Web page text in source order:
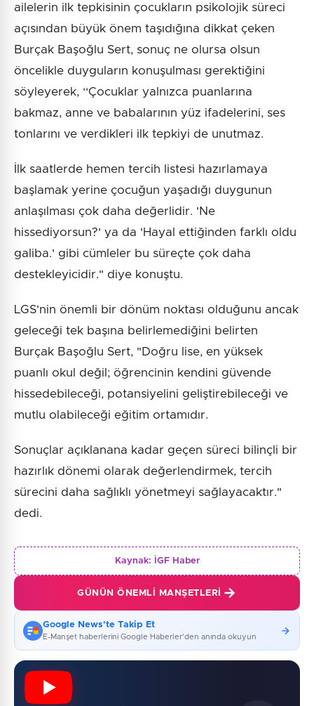
ailelerin ilk tepkisinin çocukların psikolojik süreci
açısından büyük önem taşıdığına dikkat çeken
Burçak Başoğlu Sert, sonuç ne olursa olsun
öncelikle duyguların konuşulması gerektiğini
söyleyerek, ‘‘Çocuklar yalnızca puanlarına
bakmaz, anne ve babalarının yüz ifadelerini, ses
tonlarını ve verdikleri ilk tepkiyi de unutmaz.
İlk saatlerde hemen tercih listesi hazırlamaya
başlamak yerine çocuğun yaşadığı duygunun
anlaşılması çok daha değerlidir. 'Ne
hissediyorsun?' ya da 'Hayal ettiğinden farklı oldu
galiba.' gibi cümleler bu süreçte çok daha
destekleyicidir." diye konuştu.
LGS'nin önemli bir dönüm noktası olduğunu ancak
geleceği tek başına belirlemediğini belirten
Burçak Başoğlu Sert, "Doğru lise, en yüksek
puanlı okul değil; öğrencinin kendini güvende
hissedebileceği, potansiyelini geliştirebileceği ve
mutlu olabileceği eğitim ortamıdır.
Sonuçlar açıklanana kadar geçen süreci bilinçli bir
hazırlık dönemi olarak değerlendirmek, tercih
sürecini daha sağlıklı yönetmeyi sağlayacaktır."
dedi.
Kaynak: İGF Haber
GÜNÜN ÖNEMLI MANŞETLERI
Google News'te Takip Et
E-Manşet haberlerini Google Haberler'den anında okuyun